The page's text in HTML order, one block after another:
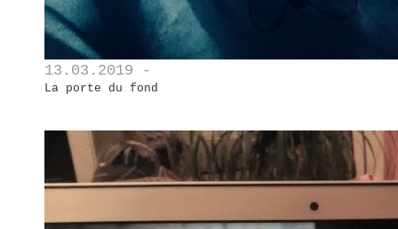
13.03.2019 -
La porte du fond